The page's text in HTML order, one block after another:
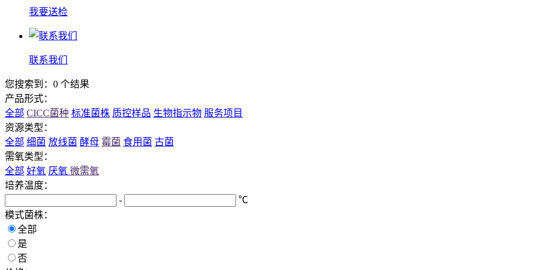
我要送检
联系我们
您搜索到：0 个结果
产品形式：
全部 CICC菌种 标准菌株 质控样品 生物指示物 服务项目
资源类型：
全部 细菌 放线菌 酵母 霉菌 食用菌 古菌
需氧类型：
全部 好氧 厌氧 微需氧
培养温度：
-
℃
模式菌株：
全部
是
否